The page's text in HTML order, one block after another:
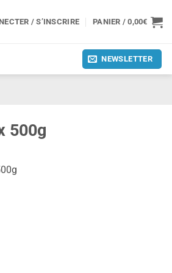
/ S’INSCRIRE PANIER /0,00€
NEWSLETTER
500g